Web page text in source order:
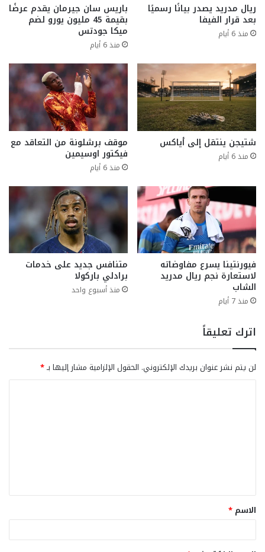
ريال مدريد يصدر بيانًا رسميًا
بعد قرار الفيفا
منذ 6 أيام
باريس سان جيرمان يقدم عرضًا
بقيمة 45 مليون يورو لضم
ميكا جودتس
منذ 6 أيام
شتيجن ينتقل إلى أياكس
منذ 6 أيام
موقف برشلونة من التعاقد مع
فيكتور اوسيمين
منذ 6 أيام
فيورنتينا يسرع مفاوضاته
لاستعارة نجم ريال مدريد
الشاب
منذ 7 أيام
متنافس جديد على خدمات
برادلي باركولا
منذ أسبوع واحد
اترك تعليقاً
لن يتم نشر عنوان بريدك الإلكتروني. الحقول الإلزامية مشار إليها بـ*
ق
*
الاسم *